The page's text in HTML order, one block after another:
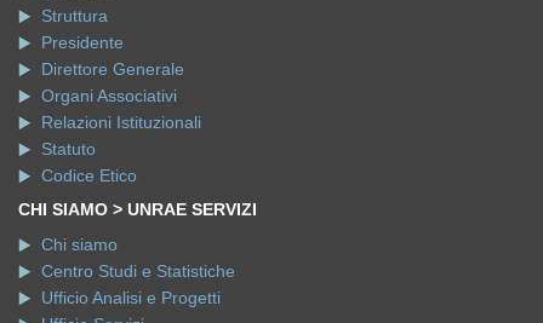
Struttura
Presidente
Direttore Generale
Organi Associativi
Relazioni Istituzionali
Statuto
Codice Etico
CHI SIAMO > UNRAE SERVIZI
Chi siamo
Centro Studi e Statistiche
Ufficio Analisi e Progetti